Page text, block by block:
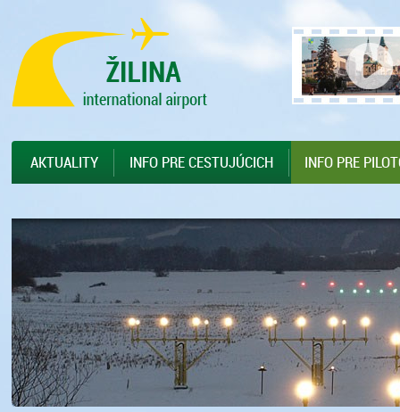
AKTUALITY INFO PRE CESTUJÚCICH INFO PRE